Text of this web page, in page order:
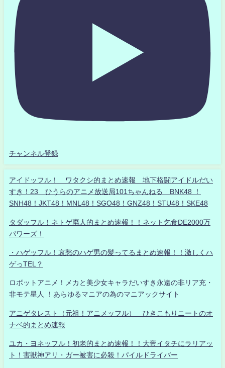
チャンネル登録
アイドッフル！ ワタクシ的まとめ速報 地下格闘アイドルだい
すき！23 ひうらのアニメ放送局101ちゃんねる BNK48 ！
SNH48！JKT48！MNL48！SGO48！GNZ48！STU48！SKE48
タダッフル！ネトゲ廃人的まとめ速報！！ネット乞食DE2000万
パワーズ！
・ハゲッフル！哀愁のハゲ男の髪ってるまとめ速報！！激しくハ
ゲっTEL？
ロボットアニメ！メカと美少女キャラだいすき永遠の非リア充・
非モテ星人 ！あらゆるマニアの為のマニアックサイト
アニゲタレスト（元祖！アニメッフル） ひきこもりニートのオ
ナベ的まとめ速報
ユカ・ヨネッフル！初老的まとめ速報！！大帝イタチにラリアッ
ト！害獣神アリ・ガー被害に必殺！パイルドライバー